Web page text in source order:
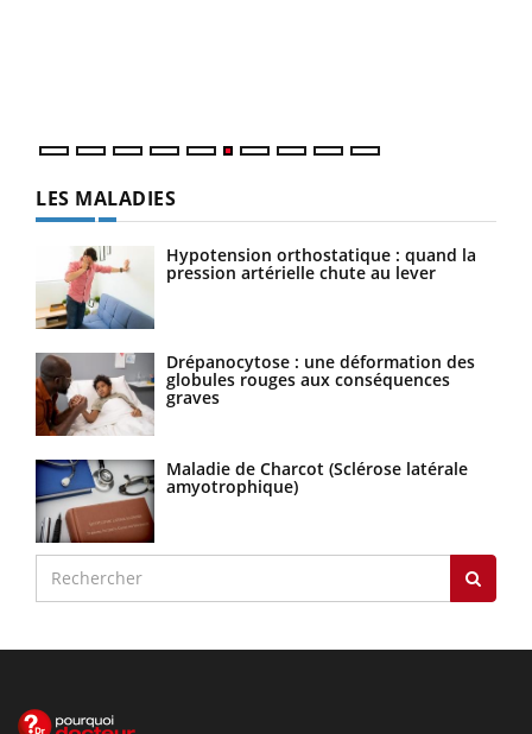
LES MALADIES
Hypotension orthostatique : quand la
pression artérielle chute au lever
Drépanocytose : une déformation des
globules rouges aux conséquences
graves
Maladie de Charcot (Sclérose latérale
amyotrophique)